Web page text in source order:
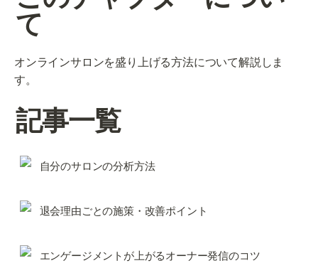
て
オンラインサロンを盛り上げる方法について解説しま
す。
記事一覧
自分のサロンの分析方法
退会理由ごとの施策・改善ポイント
エンゲージメントが上がるオーナー発信のコツ